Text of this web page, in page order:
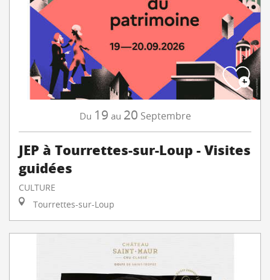
Du 19 au 20 Septembre
JEP à Tourrettes-sur-Loup - Visites
guidées
CULTURE
Tourrettes-sur-Loup